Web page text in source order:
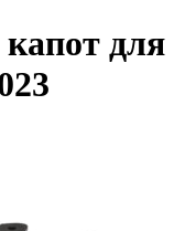
для